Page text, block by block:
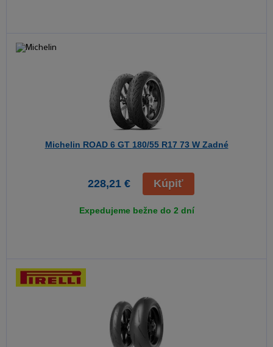
Michelin ROAD 6 GT 180/55 R17 73 W Zadné
228,21 € Kúpiť
Expedujeme bežne do 2 dní